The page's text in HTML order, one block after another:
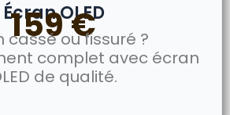
Écran OLED
159 €
cassé ou fissuré ?
complet avec écran
de qualité.